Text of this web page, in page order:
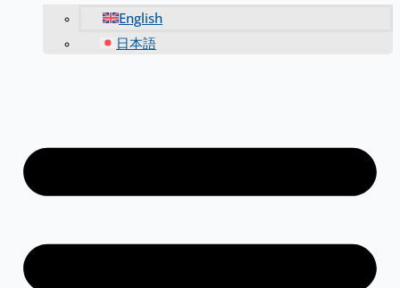
English
日本語